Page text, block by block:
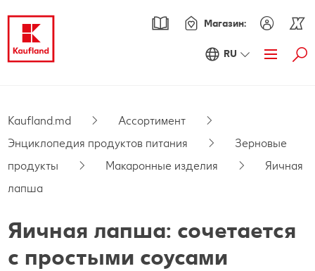
Магазин:
Обзор акций
Каталог
Kaufland Card XTRA
PARKSIDE
RU
Kaufland.md
Ассортимент
Энциклопедия продуктов питания
Зерновые
продукты
Макаронные изделия
Яичная
лапша
Яичная лапша: сочетается
с простыми соусами